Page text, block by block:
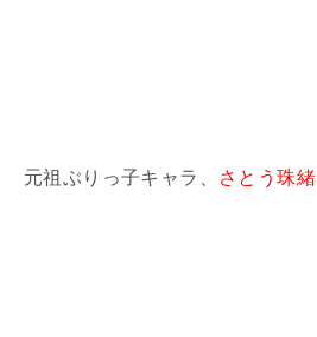
元祖ぶりっ子キャラ、 さとう珠緒